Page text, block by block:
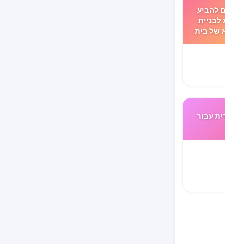
להביע
של בית
עבור